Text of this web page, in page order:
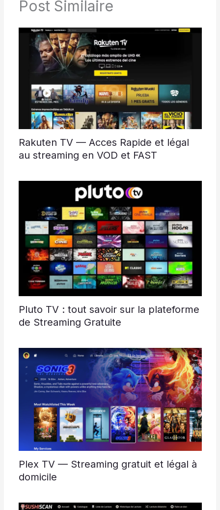
Post Similaire
Rakuten TV — Acces Rapide et légal
au streaming en VOD et FAST
Pluto TV : tout savoir sur la plateforme
de Streaming Gratuite
Plex TV — Streaming gratuit et légal à
domicile